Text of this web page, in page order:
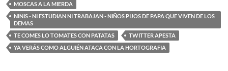
MOSCAS A LA MIERDA
NINIS - NI ESTUDIAN NI TRABAJAN - NIÑOS PIJOS DE PAPA QUE VIVEN DE LOS
DEMAS
TE COMES LO TOMATES CON PATATAS
TWITTER APESTA
YA VERÁS COMO ALGUIÉN ATACA CON LA HORTOGRAFIA